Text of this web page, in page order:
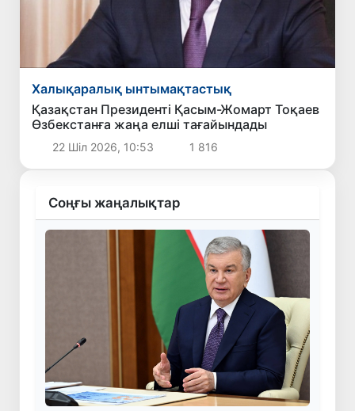
Халықаралық ынтымақтастық
Қазақстан Президенті Қасым-Жомарт Тоқаев
Өзбекстанға жаңа елші тағайындады
22 Шіл 2026, 10:53 1 816
Соңғы жаңалықтар